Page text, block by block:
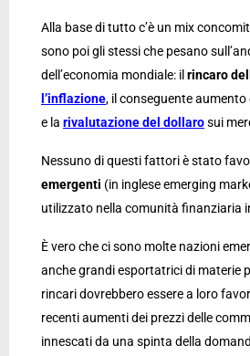
Alla base di tutto c’è un mix
sono poi gli stessi che pesano
dell’economia mondiale: il rincaro
l’inflazione, il conseguente aumento
e la rivalutazione del dollarosui
Nessuno di questi fattori è stato
emergenti (in inglese emerging
utilizzato nella comunità finanziaria
È vero che ci sono molte nazioni
anche grandi esportatrici di materie
rincari dovrebbero essere a loro
recenti aumenti dei prezzi delle
innescati da una spinta della